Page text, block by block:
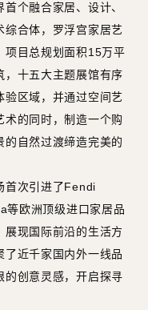
个融合家居、设计、
合体，罗浮宫家居艺
项目总规划面积15万平
，十五大主题展馆有序
区域，并通过空间艺
术的同时，制造一个购
自然过渡缔造完美的
次引进了Fendi
欧洲顶级进口家居品
展现国际前沿的生活方
近千家国内外一线品
的创意灵感，开启探寻